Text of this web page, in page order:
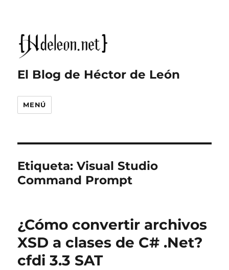
El Blog de Héctor de León
MENÚ
Etiqueta:Visual Studio
Command Prompt
¿Cómo convertir archivos
XSD a clases de C# .Net?
cfdi 3.3 SAT